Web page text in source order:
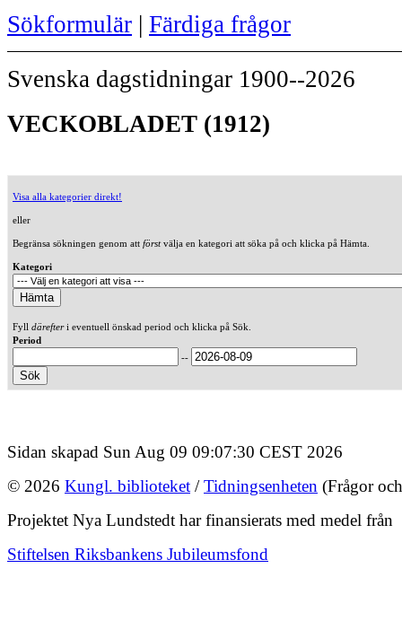
Sökformulär | Färdiga frågor
Svenska dagstidningar 1900--2026
VECKOBLADET (1912)
Visa alla kategorier direkt!
eller
Begränsa sökningen genom att förstvälja en kategori att söka på och klicka på Hämta.
Kategori
Fyll därefteri eventuell önskad period och klicka på Sök.
Period
--
Sidan skapad Sun Aug 09 09:07:30 CEST 2026
© 2026 Kungl. biblioteket /Tidningsenheten (Frågor
Projektet Nya Lundstedt har finansierats med medel från
Stiftelsen Riksbankens Jubileumsfond